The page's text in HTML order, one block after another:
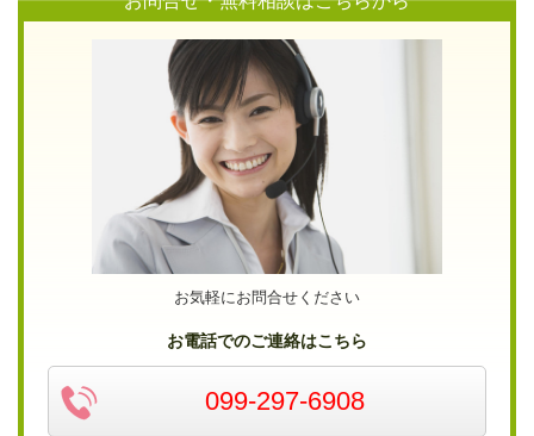
お気軽にお問合せください
お電話でのご連絡はこちら
099-297-6908